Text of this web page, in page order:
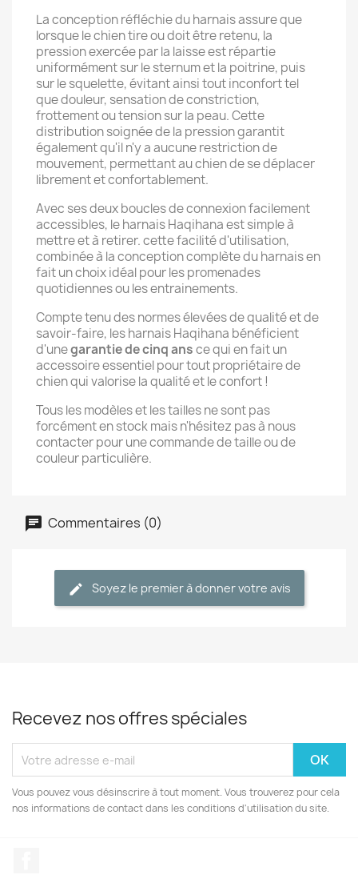
La conception réfléchie du harnais assure que
lorsque le chien tire ou doit être retenu, la
pression exercée par la laisse est répartie
uniformément sur le sternum et la poitrine, puis
sur le squelette, évitant ainsi tout inconfort tel
que douleur, sensation de constriction,
frottement ou tension sur la peau. Cette
distribution soignée de la pression garantit
également qu'il n'y a aucune restriction de
mouvement, permettant au chien de se déplacer
librement et confortablement.
Avec ses deux boucles de connexion facilement
accessibles, le harnais Haqihana est simple à
mettre et à retirer. cette facilité d'utilisation,
combinée à la conception complète du harnais en
fait un choix idéal pour les promenades
quotidiennes ou les entrainements.
Compte tenu des normes élevées de qualité et de
savoir-faire, les harnais Haqihana bénéficient
d'unegarantie de cinq ansce qui en fait un
accessoire essentiel pour tout propriétaire de
chien qui valorise la qualité et le confort !
Tous les modèles et les tailles ne sont pas
forcément en stock mais n'hésitez pas à nous
contacter pour une commande de taille ou de
couleur particulière.
Commentaires (0)
Soyez le premier à donner votre avis
Recevez nos offres spéciales
Vous pouvez vous désinscrire à tout moment. Vous trouverez pour cela
nos informations de contact dans les conditions d'utilisation du site.